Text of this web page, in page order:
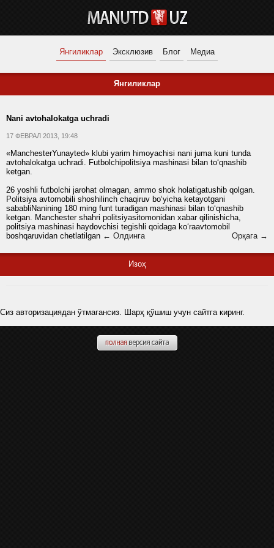
Янгиликлар Эксклюзив Блог Медиа
Янгиликлар
Nani avtohalokatga uchradi
17 ФЕВРАЛ 2013, 19:48
«ManchesterYunayted» klubi yarim himoyachisi nani juma kuni tunda
avtohalokatga uchradi. Futbolchipolitsiya mashinasi bilan to‘qnashib
ketgan.
26 yoshli futbolchi jarohat olmagan, ammo shok holatigatushib qolgan.
Politsiya avtomobili shoshilinch chaqiruv bo‘yicha ketayotgani
sababliNanining 180 ming funt turadigan mashinasi bilan to‘qnashib
ketgan. Manchester shahri politsiyasitomonidan xabar qilinishicha,
politsiya mashinasi haydovchisi tegishli qoidaga ko‘raavtomobil
boshqaruvidan chetlatilgan ← Олдинга Орқага →
Изоҳ
Сиз авторизациядан ўтмагансиз. Шарҳ қўшиш учун сайтга киринг.